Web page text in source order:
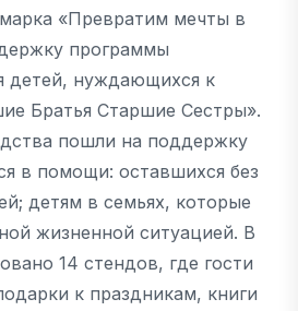
«Превратим мечты в
программы
детей, нуждающихся к
Братья Старшие Сестры».
пошли на поддержку
в помощи: оставшихся без
детям в семьях, которые
жизненной ситуацией. В
14 стендов, где гости
к праздникам, книги